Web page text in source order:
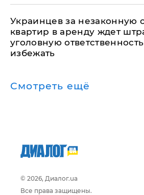
Украинцев за незаконную
квартир в аренду ждет
уголовную
избежать
Смотреть ещё
© 2026, Диалог.ua
Все права защищены.